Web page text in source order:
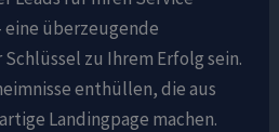
überzeugende
zu Ihrem Erfolg sein.
enthüllen, die aus
Landingpage machen.